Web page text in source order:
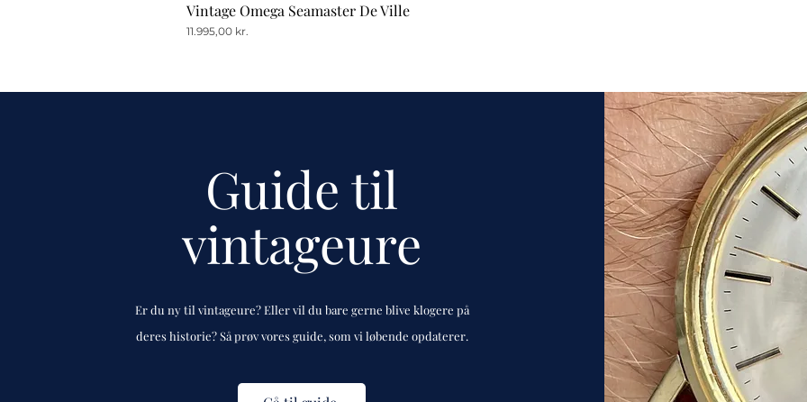
Vintage Omega Seamaster De Ville
Pris
11.995,00 kr.
Guide til
vintageure
Er du ny til vintageure? Eller vil du bare gerne blive klogere på
deres historie? Så prøv vores guide, som vi løbende opdaterer.